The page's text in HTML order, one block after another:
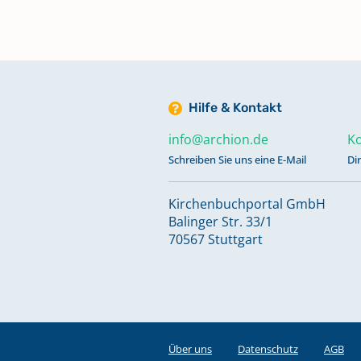
Hilfe & Kontakt
info@archion.de
Schreiben Sie uns eine E-Mail
Kirchenbuchportal GmbH
Balinger Str. 33/1
70567 Stuttgart
Über uns Datenschutz AGB